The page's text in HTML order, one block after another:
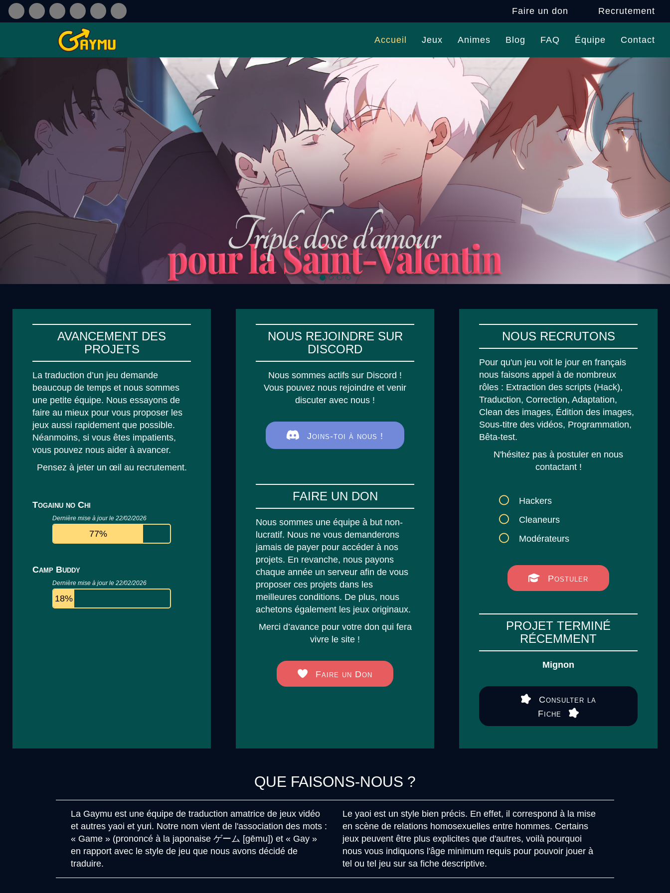
Faire un don Recrutement
Accueil Jeux Animes Blog FAQ Équipe Contact
AVANCEMENT DES
PROJETS
La traduction d’un jeu demande
beaucoup de temps et nous sommes
une petite équipe. Nous essayons de
faire au mieux pour vous proposer les
jeux aussi rapidement que possible.
Néanmoins, si vous êtes impatients,
vous pouvez nous aider à avancer.
Pensez à jeter un œil au recrutement.
Togainu no Chi
Dernière mise à jour le 22/02/2026
77%
Camp Buddy
Dernière mise à jour le 22/02/2026
18%
NOUS REJOINDRE SUR
DISCORD
Nous sommes actifs sur Discord !
Vous pouvez nous rejoindre et venir
discuter avec nous !
Joins-toi à nous !
FAIRE UN DON
Nous sommes une équipe à but non-
lucratif. Nous ne vous demanderons
jamais de payer pour accéder à nos
projets. En revanche, nous payons
chaque année un serveur afin de vous
proposer ces projets dans les
meilleures conditions. De plus, nous
achetons également les jeux originaux.
Merci d’avance pour votre don qui fera
vivre le site !
Faire un Don
NOUS RECRUTONS
Pour qu'un jeu voit le jour en français
nous faisons appel à de nombreux
rôles : Extraction des scripts (Hack),
Traduction, Correction, Adaptation,
Clean des images, Édition des images,
Sous-titre des vidéos, Programmation,
Bêta-test.
N'hésitez pas à postuler en nous
contactant !
Hackers
Cleaneurs
Modérateurs
Postuler
PROJET TERMINÉ
RÉCEMMENT
Mignon
Consulter la
Fiche
QUE FAISONS-NOUS ?
La Gaymu est une équipe de traduction amatrice de jeux vidéo
et autres yaoi et yuri. Notre nom vient de l'association des mots :
« Game » (prononcé à la japonaise ゲーム [gēmu]) et « Gay »
en rapport avec le style de jeu que nous avons décidé de
traduire.
Le yaoi est un style bien précis. En effet, il correspond à la mise
en scène de relations homosexuelles entre hommes. Certains
jeux peuvent être plus explicites que d'autres, voilà pourquoi
nous vous indiquons l'âge minimum requis pour pouvoir jouer à
tel ou tel jeu sur sa fiche descriptive.